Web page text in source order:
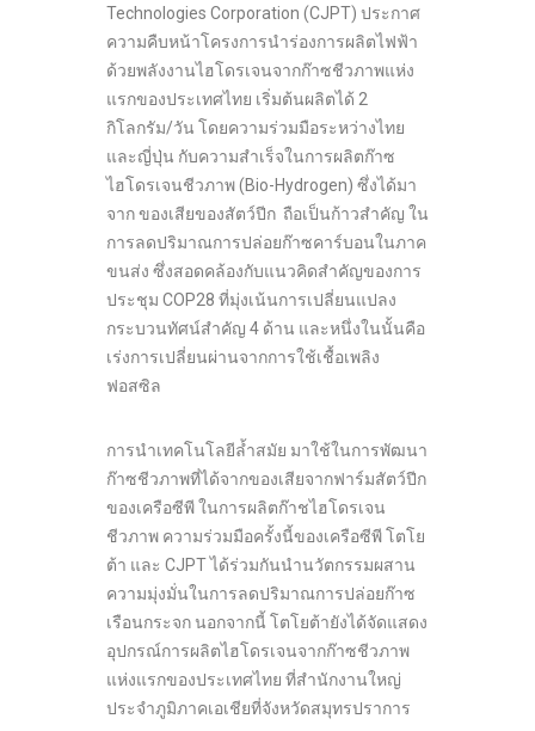
Technologies Corporation (CJPT) ประกาศ
ความคืบหน้าโครงการนำร่องการผลิตไฟฟ้า
ด้วยพลังงานไฮโดรเจนจากก๊าซชีวภาพแห่ง
แรกของประเทศไทย เริ่มต้นผลิตได้ 2
กิโลกรัม/วัน โดยความร่วมมือระหว่างไทย
และญี่ปุ่น กับความสำเร็จในการผลิตก๊าซ
ไฮโดรเจนชีวภาพ (Bio-Hydrogen) ซึ่งได้มา
จาก ของเสียของสัตว์ปีก ถือเป็นก้าวสำคัญ ใน
การลดปริมาณการปล่อยก๊าซคาร์บอนในภาค
ขนส่ง ซึ่งสอดคล้องกับแนวคิดสำคัญของการ
ประชุม COP28 ที่มุ่งเน้นการเปลี่ยนแปลง
กระบวนทัศน์สำคัญ 4 ด้าน และหนึ่งในนั้นคือ
เร่งการเปลี่ยนผ่านจากการใช้เชื้อเพลิง
ฟอสซิล
การนำเทคโนโลยีล้ำสมัย มาใช้ในการพัฒนา
ก๊าซชีวภาพที่ได้จากของเสียจากฟาร์มสัตว์ปีก
ของเครือซีพี ในการผลิตก๊าชไฮโดรเจน
ชีวภาพ ความร่วมมือครั้งนี้ของเครือซีพี โตโย
ต้า และ CJPT ได้ร่วมกันนำนวัตกรรมผสาน
ความมุ่งมั่นในการลดปริมาณการปล่อยก๊าซ
เรือนกระจก นอกจากนี้ โตโยต้ายังได้จัดแสดง
อุปกรณ์การผลิตไฮโดรเจนจากก๊าซชีวภาพ
แห่งแรกของประเทศไทย ที่สำนักงานใหญ่
ประจำภูมิภาคเอเชียที่จังหวัดสมุทรปราการ